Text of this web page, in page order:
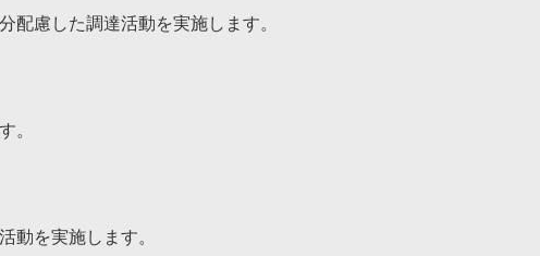
配慮した調達活動を実施します。
。
動を実施します。